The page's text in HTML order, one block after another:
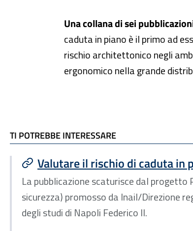
Una collana di sei
caduta in piano è il primo ad
rischio architettonico negli
ergonomico nella grande
TI POTREBBE INTERESSARE
TI POTREBBE INTERESSARE
Valutare il rischio di caduta in
La pubblicazione scaturisce dal progetto
sicurezza) promosso da Inail/Direzione
degli studi di Napoli Federico II.